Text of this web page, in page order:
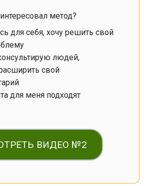
метод?
для себя, хочу решить свой
людей,
свой
для меня подходят
ВИДЕО №2